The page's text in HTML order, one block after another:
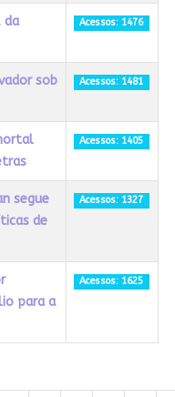
da
Acessos: 1476
sob
Acessos: 1481
Acessos: 1405
segue
de
Acessos: 1327
para a
Acessos: 1625